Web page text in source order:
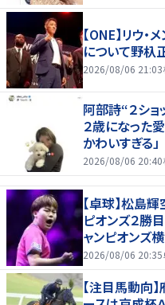
【ONE】リウ
について野杁
2026/08/06 21:03
阿部詩“２ショ
２歳になった愛
かわいすぎる」
2026/08/06 20:40
【卓球】松島
ピオンズ２勝
ャンピオンズ
2026/08/06 20:35
【注目馬動向